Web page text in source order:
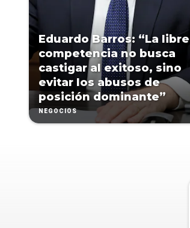
Eduardo Barros: “La libre
competencia no busca
castigar al exitoso, sino
evitar los abusos de
posición dominante”
NEGOCIOS